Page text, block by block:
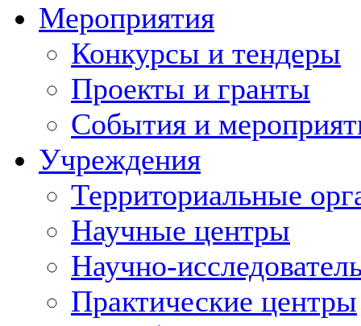
Мероприятия
Конкурсы и тендеры
Проекты и гранты
События и
Учреждения
Территориальные
Научные центры
Научно-
Практические центры